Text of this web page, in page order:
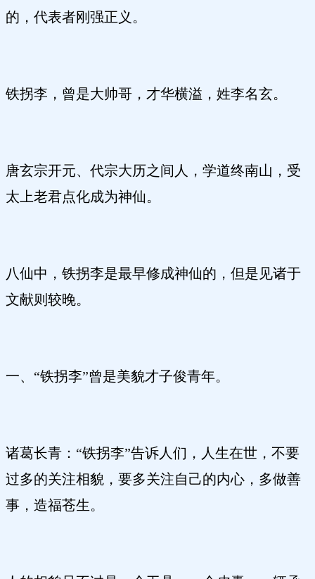
的，代表者刚强正义。
铁拐李，曾是大帅哥，才华横溢，姓李名玄。
唐玄宗开元、代宗大历之间人，学道终南山，受
太上老君点化成为神仙。
八仙中，铁拐李是最早修成神仙的，但是见诸于
文献则较晚。
一、“铁拐李”曾是美貌才子俊青年。
诸葛长青：“铁拐李”告诉人们，人生在世，不要
过多的关注相貌，要多关注自己的内心，多做善
事，造福苍生。